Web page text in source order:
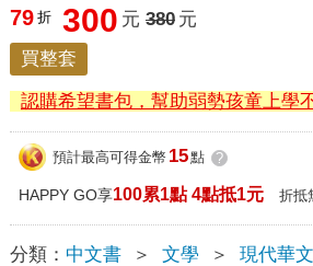
79 折 300 元 380 元
買整套
認購希望書包，幫助弱勢孩童上學
預計最高可得金幣 15點 ?
HAPPY GO享100累1點 4點抵1元 折抵
分類： 中文書 ＞ 文學 ＞ 現代華